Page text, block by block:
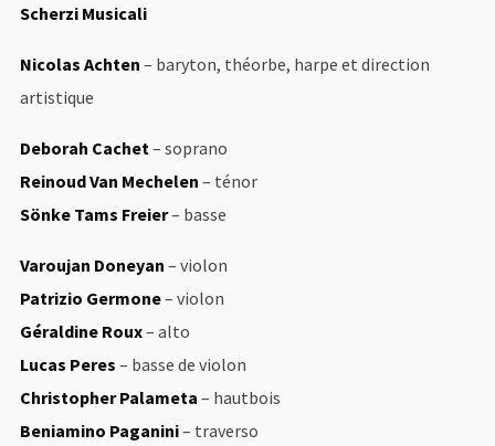
Scherzi Musicali
Nicolas Achten – baryton, théorbe, harpe et direction
artistique
Deborah Cachet– soprano
Reinoud Van Mechelen – ténor
Sönke Tams Freier– basse
Varoujan Doneyan – violon
Patrizio Germone– violon
Géraldine Roux– alto
Lucas Peres – basse de violon
Christopher Palameta – hautbois
Beniamino Paganini– traverso